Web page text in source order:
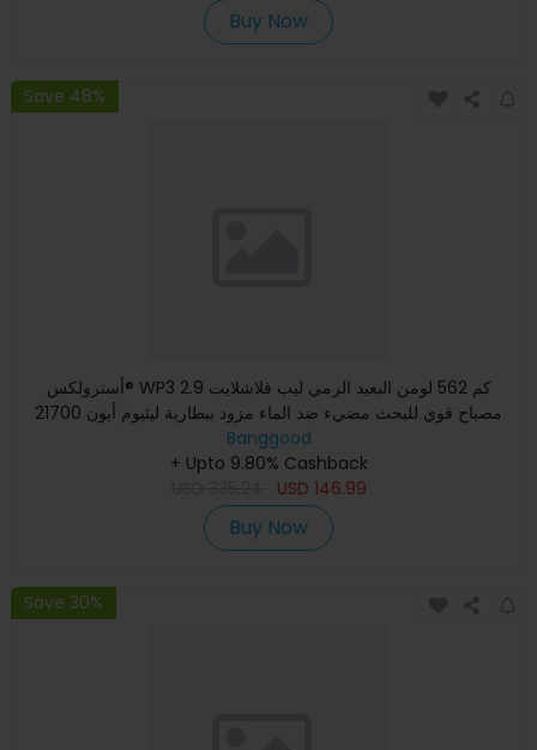
Buy Now
Save 48%
أسترولكس® WP3 2.9 كم 562 لومن البعيد الرمي ليب فلاشلايت
مصباح قوي للبحث مضيء ضد الماء مزود ببطارية ليثيوم أيون 21700
عال
Banggood
+ Upto 9.80% Cashback
USD 146.99
Buy Now
Save 30%